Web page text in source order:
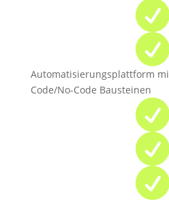


Automatisierungsplattform
Code/No-Code Bausteinen


